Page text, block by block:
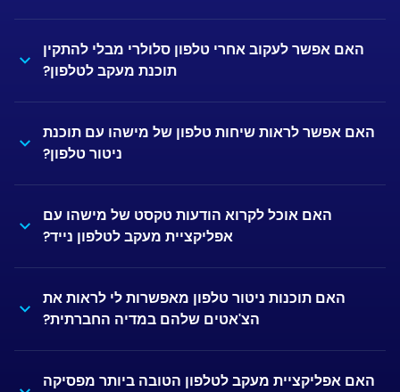
האם אפשר לעקוב אחרי טלפון סלולרי מבלי להתקין
תוכנת מעקב לטלפון?
האם אפשר לראות שיחות טלפון של מישהו עם תוכנת
ניטור טלפון?
האם אוכל לקרוא הודעות טקסט של מישהו עם
אפליקציית מעקב לטלפון נייד?
האם תוכנות ניטור טלפון מאפשרות לי לראות את
הצ'אטים שלהם במדיה החברתית?
האם אפליקציית מעקב לטלפון הטובה ביותר מפסיקה